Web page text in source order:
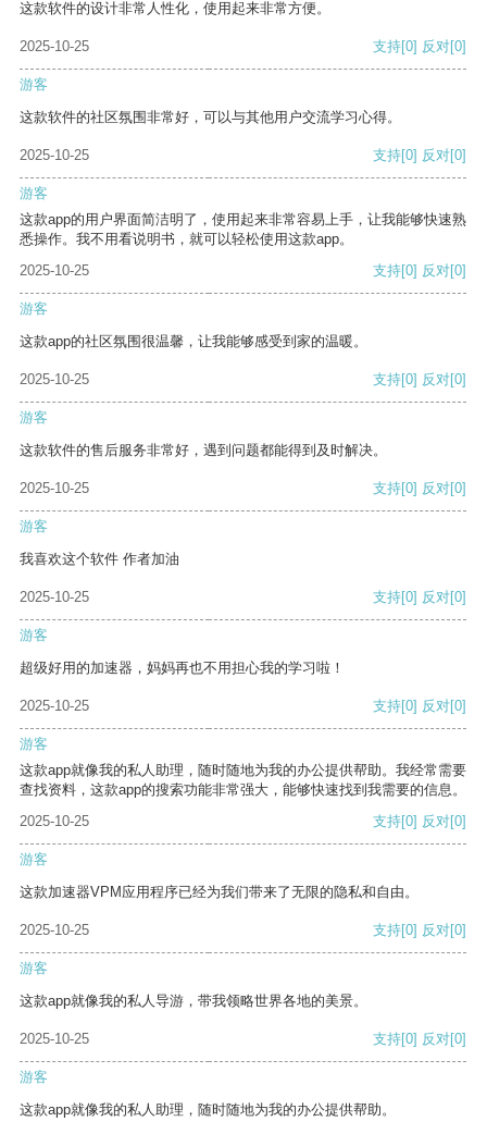
这款软件的设计非常人性化，使用起来非常方便。
2025-10-25 支持[0] 反对[0]
游客
这款软件的社区氛围非常好，可以与其他用户交流学习心得。
2025-10-25 支持[0] 反对[0]
游客
这款app的用户界面简洁明了，使用起来非常容易上手，让我能够快速熟
悉操作。我不用看说明书，就可以轻松使用这款app。
2025-10-25
支持[0] 反对[0]
游客
这款app的社区氛围很温馨，让我能够感受到家的温暖。
2025-10-25 支持[0] 反对[0]
游客
这款软件的售后服务非常好，遇到问题都能得到及时解决。
2025-10-25 支持[0] 反对[0]
游客
我喜欢这个软件 作者加油
2025-10-25 支持[0] 反对[0]
游客
超级好用的加速器，妈妈再也不用担心我的学习啦！
2025-10-25 支持[0] 反对[0]
游客
这款app就像我的私人助理，随时随地为我的办公提供帮助。我经常需要
查找资料，这款app的搜索功能非常强大，能够快速找到我需要的信息。
2025-10-25
支持[0] 反对[0]
游客
这款加速器VPM应用程序已经为我们带来了无限的隐私和自由。
2025-10-25 支持[0] 反对[0]
游客
这款app就像我的私人导游，带我领略世界各地的美景。
2025-10-25 支持[0] 反对[0]
游客
这款app就像我的私人助理，随时随地为我的办公提供帮助。